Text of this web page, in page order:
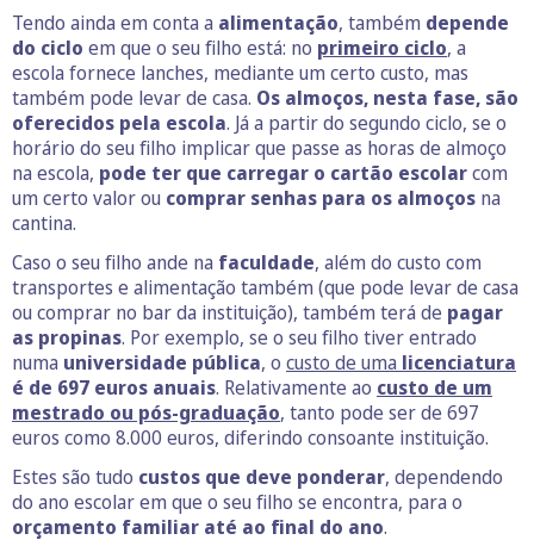
Tendo ainda em conta a alimentação, também depende
do ciclo em que o seu filho está: no primeiro ciclo, a
escola fornece lanches, mediante um certo custo, mas
também pode levar de casa. Os almoços, nesta fase, são
oferecidos pela escola. Já a partir do segundo ciclo, se o
horário do seu filho implicar que passe as horas de almoço
na escola, pode ter que carregar o cartão escolarcom
um certo valor ou comprar senhas para os almoços na
cantina.
Caso o seu filho ande na faculdade, além do custo com
transportes e alimentação também (que pode levar de casa
ou comprar no bar da instituição), também terá de pagar
as propinas. Por exemplo, se o seu filho tiver entrado
numa universidade pública, o custo de uma licenciatura
é de 697 euros anuais. Relativamente ao custo de um
mestrado ou pós-graduação, tanto pode ser de 697
euros como 8.000 euros, diferindo consoante instituição.
Estes são tudo custos que deve ponderar, dependendo
do ano escolar em que o seu filho se encontra, para o
orçamento familiar até ao final do ano.